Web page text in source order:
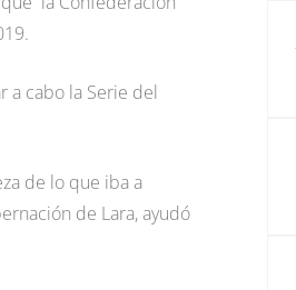
a cabo la Serie del
de lo que iba a
de Lara, ayudó